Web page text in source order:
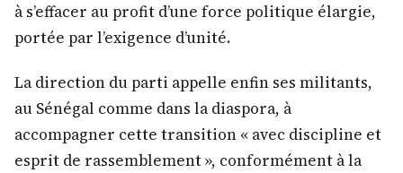
à s’effacer au profit d’une force politique élargie,
portée par l’exigence d’unité.
La direction du parti appelle enfin ses militants,
au Sénégal comme dans la diaspora, à
accompagner cette transition « avec discipline et
esprit de rassemblement », conformément à la